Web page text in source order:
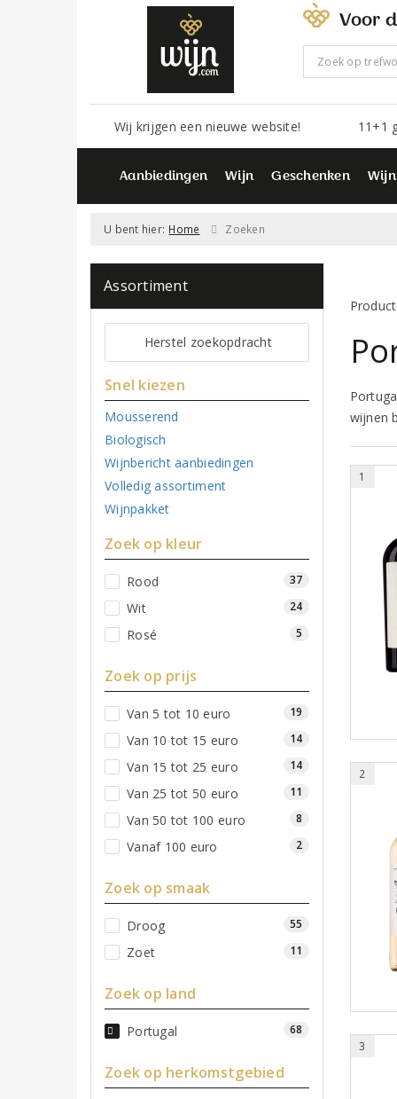
Voor
Wij krijgen een nieuwe website! 11+1
Aanbiedingen Wijn Geschenken
U bent hier: Home Zoeken
Assortiment
Herstel zoekopdracht
Snel kiezen
Mousserend
Biologisch
Wijnbericht aanbiedingen
Volledig assortiment
Wijnpakket
Zoek op kleur
Rood 37
Wit 24
Rosé 5
Zoek op prijs
Van 5 tot 10 euro 19
Van 10 tot 15 euro 14
Van 15 tot 25 euro 14
Van 25 tot 50 euro 11
Van 50 tot 100 euro 8
Vanaf 100 euro 2
Zoek op smaak
Droog 55
Zoet 11
Zoek op land
Portugal 68
Zoek op herkomstgebied
wijnen
1
2
3